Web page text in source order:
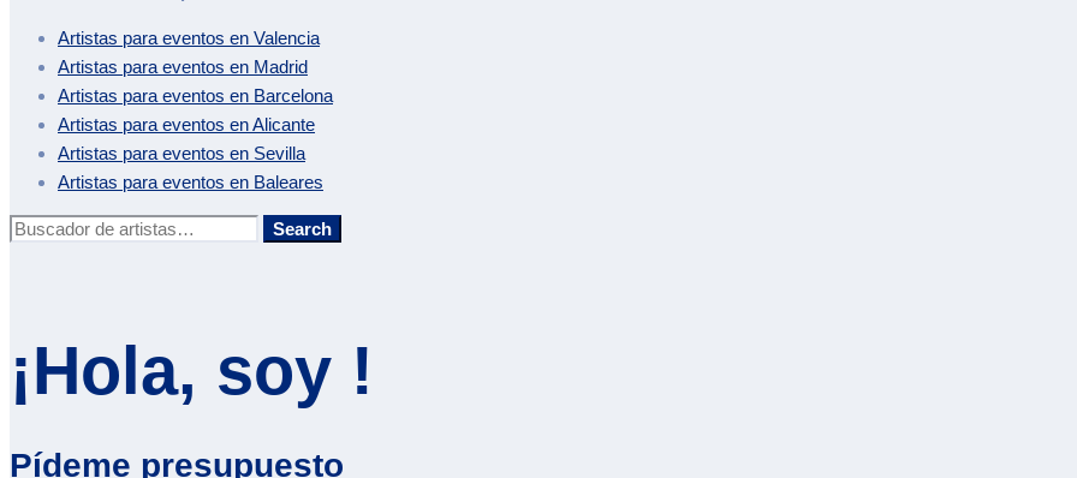
Artistas para eventos en Valencia
Artistas para eventos en Madrid
Artistas para eventos en Barcelona
Artistas para eventos enAlicante
Artistas para eventos en Sevilla
Artistas para eventos en Baleares
Buscar: Search
¡Hola, soy !
Pídeme presupuesto